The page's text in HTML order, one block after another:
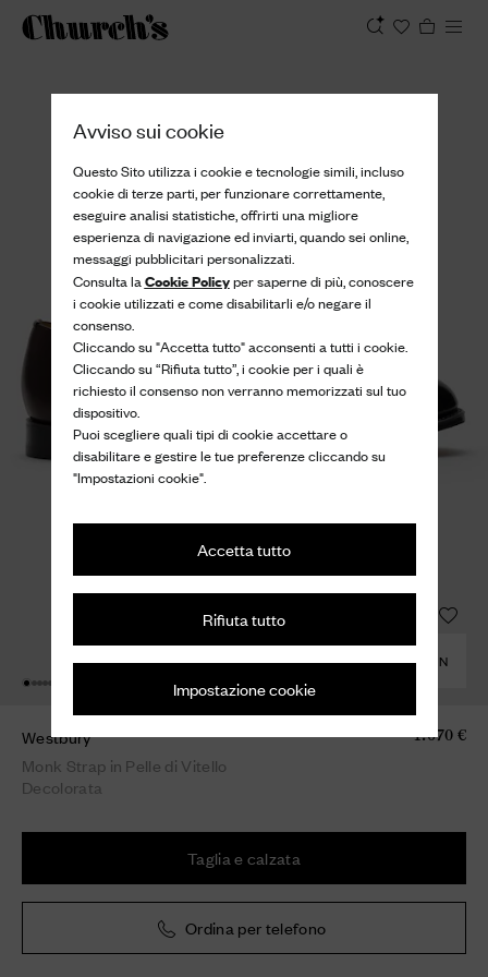
Avviso sui cookie
Questo Sito utilizza i cookie e tecnologie simili, incluso
cookie di terze parti, per funzionare correttamente,
eseguire analisi statistiche, offrirti una migliore
esperienza di navigazione ed inviarti, quando sei online,
messaggi pubblicitari personalizzati.
Consulta la Cookie Policyper saperne di più, conoscere
i cookie utilizzati e come disabilitarli e/o negare il
consenso.
Cliccando su "Accetta tutto" acconsenti a tutti i cookie.
Cliccando su “Rifiuta tutto”, i cookie per i quali è
richiesto il consenso non verranno memorizzati sul tuo
dispositivo.
Puoi scegliere quali tipi di cookie accettare o
disabilitare e gestire le tue preferenze cliccando su
"Impostazioni cookie".
Accetta tutto
Rifiuta tutto
Impostazione cookie
COMBINA CON
Westbury
Monk Strap in Pelle di Vitello
Decolorata
1.070 €
Taglia e calzata
Ordina per telefono